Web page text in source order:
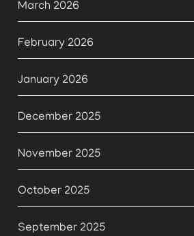
March 2026
February 2026
January 2026
December 2025
November 2025
October 2025
September 2025